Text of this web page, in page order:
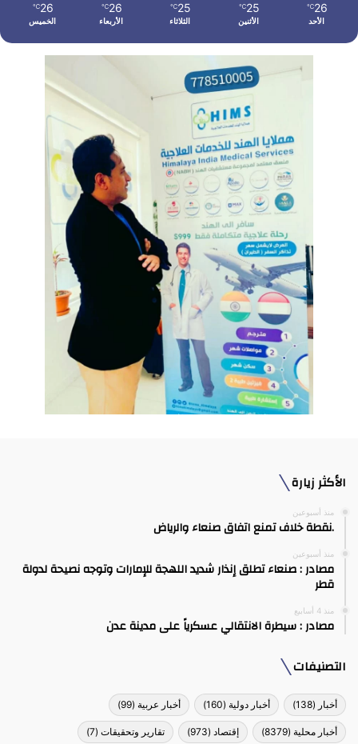
26
℃
الأحد
25
℃
الأثنين
25
℃
الثلاثاء
26
℃
الأربعاء
26
℃
الخميس
الأكثر زيارة
منذ أسبوعين
.نقطة خلاف تمنع اتفاق صنعاء والرياض
منذ أسبوعين
مصادر : صنعاء تطلق إنذار شديد اللهجة للإمارات وتوجه نصيحة لدولة
قطر
منذ 4 أسابيع
مصادر : سيطرة الانتقالي عسكرياً على مدينة عدن
التصنيفات
أخبار (138) أخبار دولية (160) أخبار عربية (99)
أخبار محلية (8379) إقتصاد (973) تقارير وتحقيقات (7)